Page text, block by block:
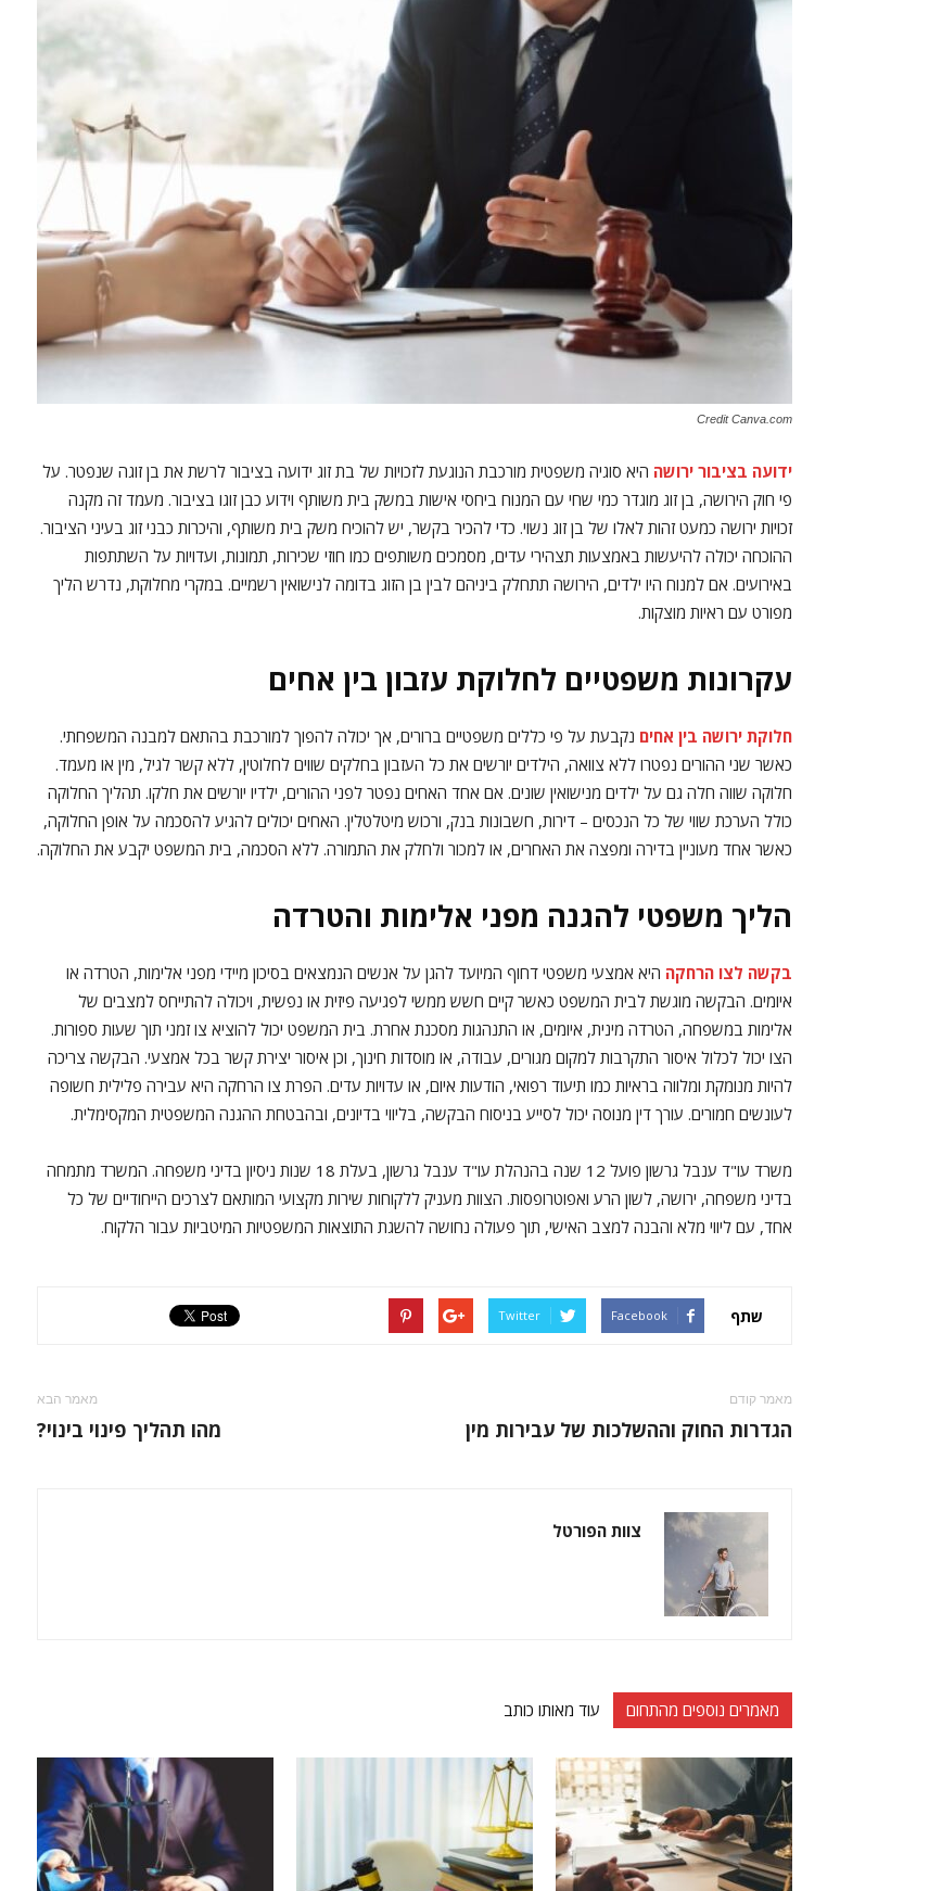
Credit Canva.com
ידועה בציבור ירושה היא סוגיה משפטית מורכבת הנוגעת לזכויות של בת זוג ידועה בציבור לרשת את בן זוגה שנפטר. על
פי חוק הירושה, בן זוג מוגדר כמי שחי עם המנוח ביחסי אישות במשק בית משותף וידוע כבן זוגו בציבור. מעמד זה מקנה
זכויות ירושה כמעט זהות לאלו של בן זוג נשוי. כדי להכיר בקשר, יש להוכיח משק בית משותף, והיכרות כבני זוג בעיני הציבור.
ההוכחה יכולה להיעשות באמצעות תצהירי עדים, מסמכים משותפים כמו חוזי שכירות, תמונות, ועדויות על השתתפות
באירועים. אם למנוח היו ילדים, הירושה תתחלק ביניהם לבין בן הזוג בדומה לנישואין רשמיים. במקרי מחלוקת, נדרש הליך
מפורט עם ראיות מוצקות.
עקרונות משפטיים לחלוקת עזבון בין אחים
חלוקת ירושה בין אחים נקבעת על פי כללים משפטיים ברורים, אך יכולה להפוך למורכבת בהתאם למבנה המשפחתי.
כאשר שני ההורים נפטרו ללא צוואה, הילדים יורשים את כל העזבון בחלקים שווים לחלוטין, ללא קשר לגיל, מין או מעמד.
חלוקה שווה חלה גם על ילדים מנישואין שונים. אם אחד האחים נפטר לפני ההורים, ילדיו יורשים את חלקו. תהליך החלוקה
כולל הערכת שווי של כל הנכסים – דירות, חשבונות בנק, ורכוש מיטלטלין. האחים יכולים להגיע להסכמה על אופן החלוקה,
כאשר אחד מעוניין בדירה ומפצה את האחרים, או למכור ולחלק את התמורה. ללא הסכמה, בית המשפט יקבע את החלוקה.
הליך משפטי להגנה מפני אלימות והטרדה
בקשה לצו הרחקה היא אמצעי משפטי דחוף המיועד להגן על אנשים הנמצאים בסיכון מיידי מפני אלימות, הטרדה או
איומים. הבקשה מוגשת לבית המשפט כאשר קיים חשש ממשי לפגיעה פיזית או נפשית, ויכולה להתייחס למצבים של
אלימות במשפחה, הטרדה מינית, איומים, או התנהגות מסכנת אחרת. בית המשפט יכול להוציא צו זמני תוך שעות ספורות.
הצו יכול לכלול איסור התקרבות למקום מגורים, עבודה, או מוסדות חינוך, וכן איסור יצירת קשר בכל אמצעי. הבקשה צריכה
להיות מנומקת ומלווה בראיות כמו תיעוד רפואי, הודעות איום, או עדויות עדים. הפרת צו הרחקה היא עבירה פלילית חשופה
לעונשים חמורים. עורך דין מנוסה יכול לסייע בניסוח הבקשה, בליווי בדיונים, ובהבטחת ההגנה המשפטית המקסימלית.
משרד עו"ד ענבל גרשון פועל 12 שנה בהנהלת עו"ד ענבל גרשון, בעלת 18 שנות ניסיון בדיני משפחה. המשרד מתמחה
בדיני משפחה, ירושה, לשון הרע ואפוטרופסות. הצוות מעניק ללקוחות שירות מקצועי המותאם לצרכים הייחודיים של כל
אחד, עם ליווי מלא והבנה למצב האישי, תוך פעולה נחושה להשגת התוצאות המשפטיות המיטביות עבור הלקוח.
שתף Facebook
Twitter
מאמר קודם
הגדרות החוק וההשלכות של עבירות מין
מאמר הבא
מהו תהליך פינוי בינוי?
צוות הפורטל
מאמרים נוספים מהתחום עוד מאותו כותב